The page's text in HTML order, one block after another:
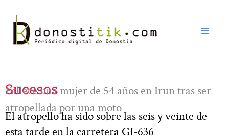
contenido
Sucesos
Fallece una mujer de 54 años en Irun tras ser
atropellada por una moto
El atropello ha sido sobre las seis y veinte de
esta tarde en la carretera GI-636